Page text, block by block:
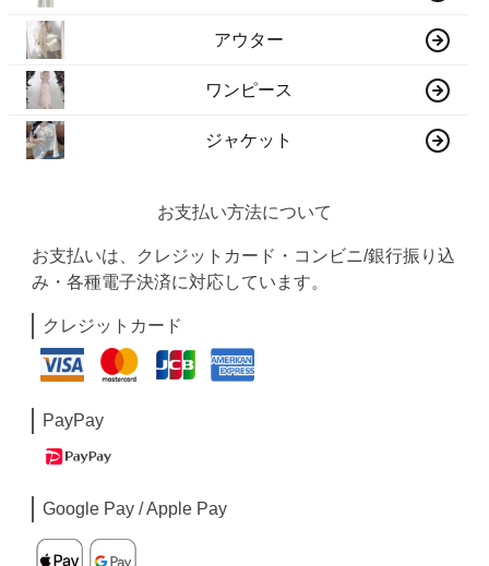
アウター
ワンピース
ジャケット
お支払い方法について
お支払いは、クレジットカード・コンビニ/銀行振り込
み・各種電子決済に対応しています。
クレジットカード
PayPay
Google Pay / Apple Pay